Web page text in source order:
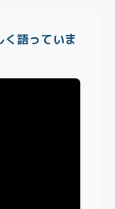
語っていま